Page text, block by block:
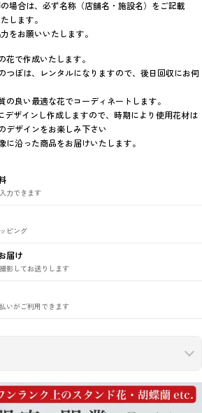
場合は、必ず名称（店舗名・施設名）をご記載
します。
をお願いいたします。
花で作成いたします。
つぼは、レンタルになりますので、後日回収にお伺
の良い最適な花でコーディネートします。
デザインし作成しますので、時期により使用花材は
デザインをお楽しみ下さい
に沿った商品をお届けいたします。
力できます
ピング
届け
影してお送りします
いがご利用できます